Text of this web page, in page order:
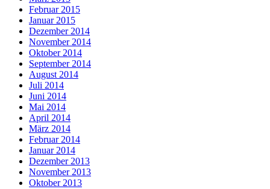
Februar 2015
Januar 2015
Dezember 2014
November 2014
Oktober 2014
September 2014
August 2014
Juli 2014
Juni 2014
Mai 2014
April 2014
März 2014
Februar 2014
Januar 2014
Dezember 2013
November 2013
Oktober 2013